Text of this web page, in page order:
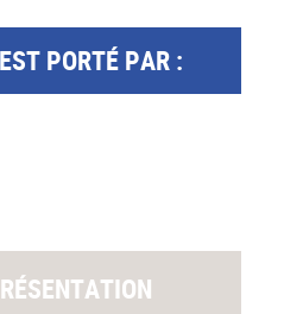
PORTÉ PAR :